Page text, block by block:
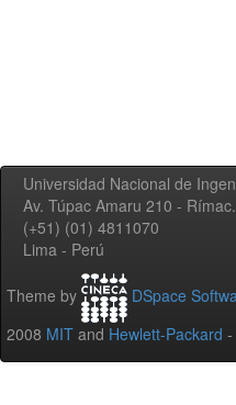
Universidad Nacional de
Av. Túpac Amaru 210 -
(+51) (01) 4811070
Lima - Perú
Theme by DSpace
2008 MIT and Hewlett-Packard -